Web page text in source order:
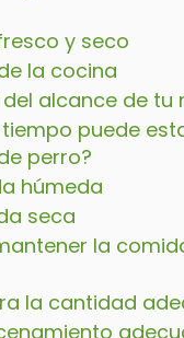
y seco
la cocina
del alcance de tu
puede
perro?
húmeda
seca
la
la cantidad